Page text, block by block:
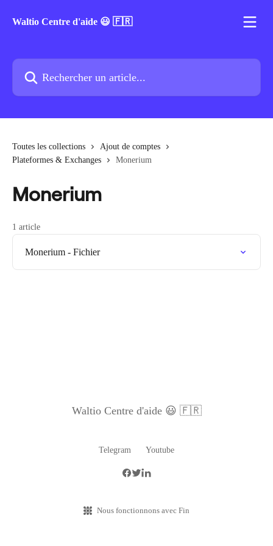
Waltio Centre d'aide 😃 🇫🇷
Rechercher un article...
Toutes les collections
Ajout de comptes
Plateformes & Exchanges
Monerium
Monerium
1 article
Monerium - Fichier
Waltio Centre d'aide 😃 🇫🇷
Telegram Youtube
Nous fonctionnons avec Fin